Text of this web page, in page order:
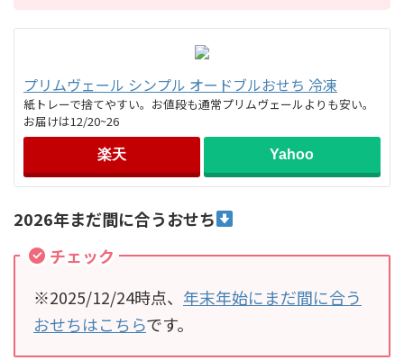
プリムヴェール シンプル オードブルおせち 冷凍
紙トレーで捨てやすい。お値段も通常プリムヴェールよりも安い。
お届けは12/20~26
楽天 Yahoo
2026年まだ間に合うおせち
チェック
※2025/12/24時点、 年末年始にまだ間に合う
おせちはこちらです。